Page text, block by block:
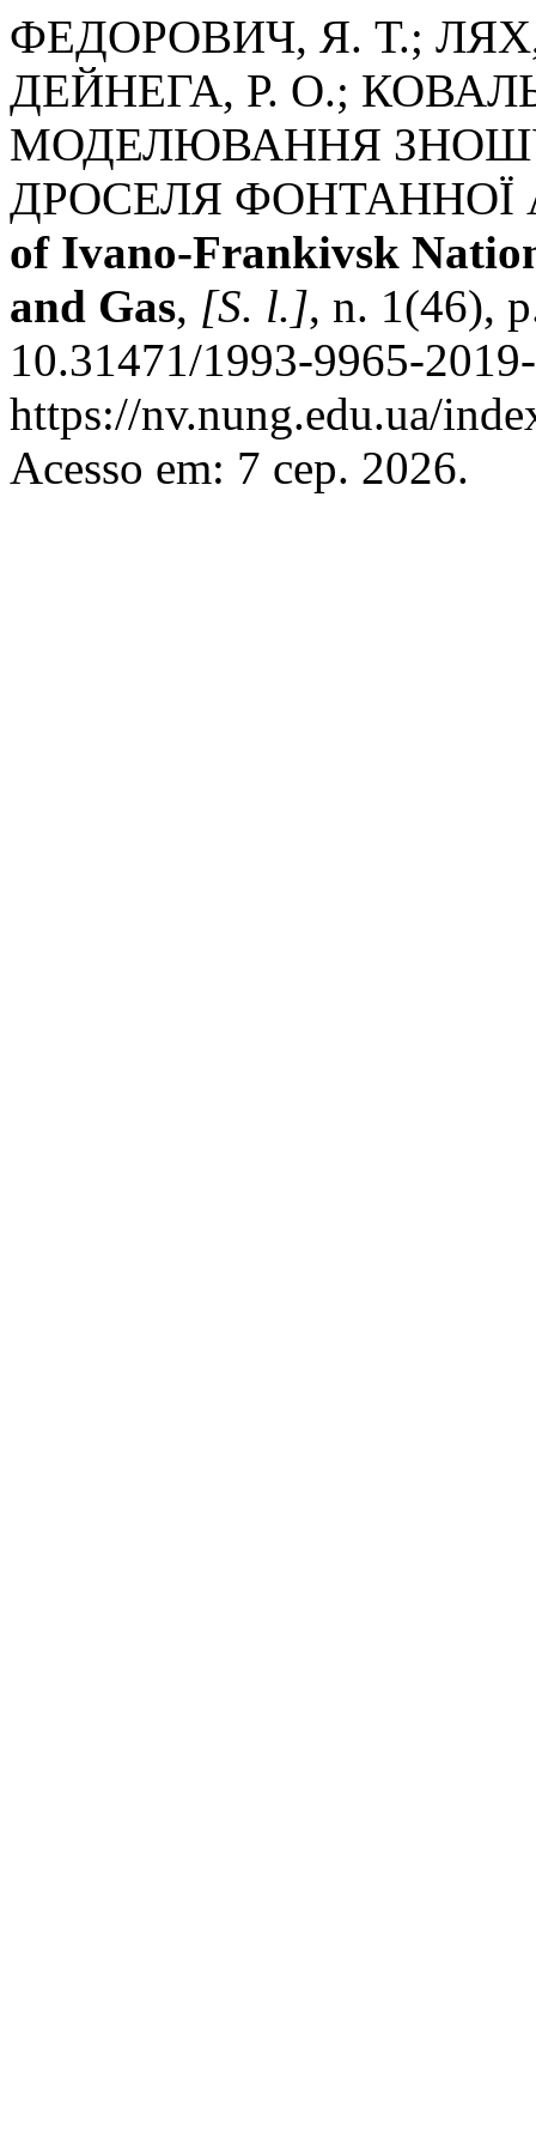
ФЕДОРОВИЧ, Я. Т.;
ДЕЙНЕГА, Р. О.;
МОДЕЛЮВАННЯ
ДРОСЕЛЯ
of Ivano-Frankivsk
and Gas, [S. l.], n. 1(46),
10.31471/1993-9965-
https://nv.nung.edu.ua/
Acesso em: 7 сер. 2026.